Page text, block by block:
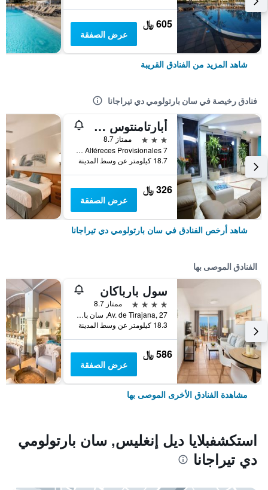
605 ﷼
عرض الصفقة
شاهد المزيد من الفنادق القريبة
فنادق رخيصة في سان بارتولومي دي تيراجانا
أبارتامنتوس لاس جوندولاس
3 نجوم
ممتاز 8.7
Avenida Alféreces Provisionales 7, سان بارتولومي دي تيراجانا, كناريا الكبرى, أسبانيا
18.7 كيلومتر عن وسط المدينة
326 ﷼
عرض الصفقة
شاهد أرخص الفنادق في سان بارتولومي دي تيراجانا
الفنادق الموصى بها
سول بارباكان
4 نجوم
ممتاز 8.7
Av. de Tirajana, 27, سان بارتولومي دي تيراجانا, كناريا الكبرى, أسبانيا
18.3 كيلومتر عن وسط المدينة
586 ﷼
عرض الصفقة
مشاهدة الفنادق الأخرى الموصى بها
استكشفبلايا ديل إنغليس, سان بارتولومي
دي تيراجانا